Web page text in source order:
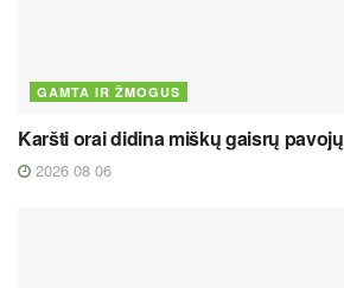
GAMTA IR ŽMOGUS
Karšti orai didina miškų gaisrų pavojų
2026 08 06